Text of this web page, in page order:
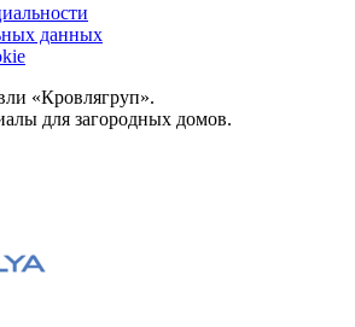
данных
«Кровлягруп».
для загородных домов.